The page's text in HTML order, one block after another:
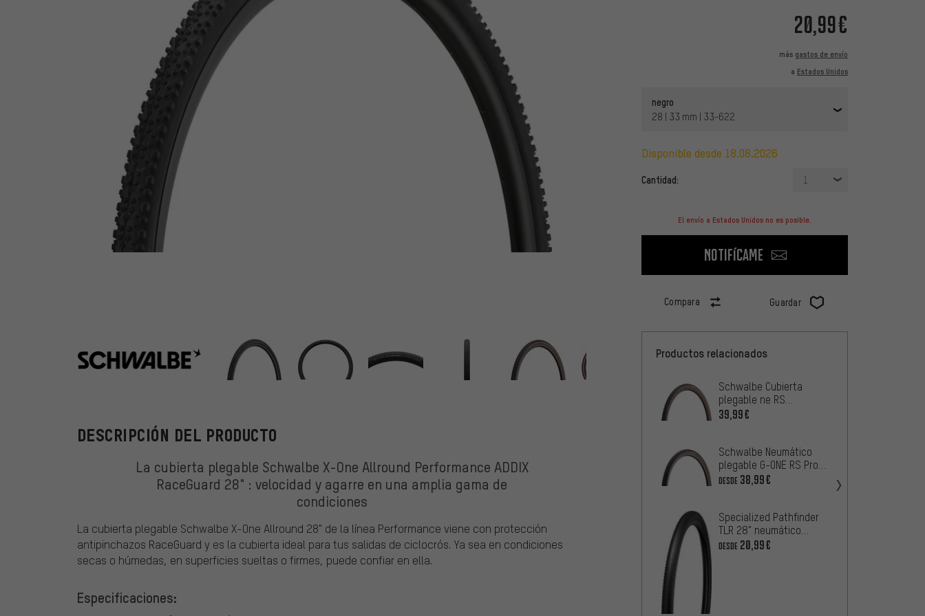
20,99€
más gastos de envío
a Estados Unidos
negro
28 | 33 mm | 33-622
disponible desde 18.08.2026
Cantidad: 1
El envío a Estados Unidos no es posible.
Notifícame
Compara Guardar
Schwalbe
DESCRIPCIÓN DEL PRODUCTO
La cubierta plegable Schwalbe X-One Allround Performance ADDIX
RaceGuard 28" : velocidad y agarre en una amplia gama de
condiciones
La cubierta plegable Schwalbe X-One Allround 28" de la línea Performance viene con protección
antipinchazos RaceGuard y es la cubierta ideal para tus salidas de ciclocrós. Ya sea en condiciones
secas o húmedas, en superficies sueltas o firmes, puede confiar en ella.
Especificaciones:
Productos relacionados
Schwalbe Cubierta
plegable ne RS
Evolution ADDIX Race
39,99€
Schwalbe Neumático
plegable G-ONE RS Pro
Evolution ADDIX Race
DESDE 38,99€
Specialized Pathfinder
TLR 28" neumático
plegable
DESDE 20,99€